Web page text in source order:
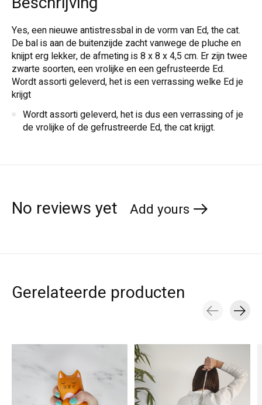
Yes, een nieuwe antistressbal in de vorm van Ed, the cat.
De bal is aan de buitenzijde zacht vanwege de pluche en
knijpt erg lekker, de afmeting is 8 x 8 x 4,5 cm. Er zijn twee
zwarte soorten, een vrolijke en een gefrusteerde Ed.
Wordt assorti geleverd, het is een verrassing welke Ed je
krijgt
Wordt assorti geleverd, het is dus een verrassing of je
de vrolijke of de gefrustreerde Ed, the cat krijgt.
No reviews yet Add yours
Gerelateerde producten